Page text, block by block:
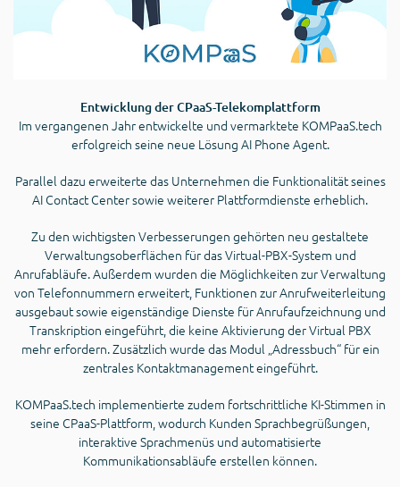
Entwicklung der CPaaS-Telekomplattform
Im vergangenen Jahr entwickelte und vermarktete KOMPaaS.tech
erfolgreich seine neue Lösung AI Phone Agent.
Parallel dazu erweiterte das Unternehmen die Funktionalität seines
AI Contact Center sowie weiterer Plattformdienste erheblich.
Zu den wichtigsten Verbesserungen gehörten neu gestaltete
Verwaltungsoberflächen für das Virtual-PBX-System und
Anrufabläufe. Außerdem wurden die Möglichkeiten zur Verwaltung
von Telefonnummern erweitert, Funktionen zur Anrufweiterleitung
ausgebaut sowie eigenständige Dienste für Anrufaufzeichnung und
Transkription eingeführt, die keine Aktivierung der Virtual PBX
mehr erfordern. Zusätzlich wurde das Modul „Adressbuch“ für ein
zentrales Kontaktmanagement eingeführt.
KOMPaaS.tech implementierte zudem fortschrittliche KI-Stimmen in
seine CPaaS-Plattform, wodurch Kunden Sprachbegrüßungen,
interaktive Sprachmenüs und automatisierte
Kommunikationsabläufe erstellen können.